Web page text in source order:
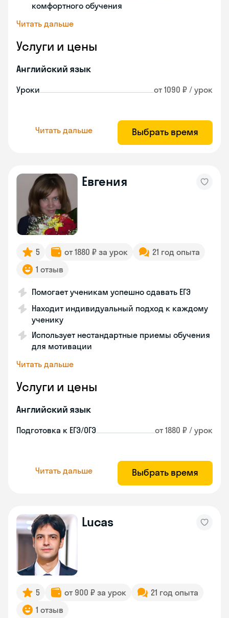
комфортного обучения
Читать дальше
Услуги и цены
Английский язык
Уроки от 1090 ₽ / урок
Читать дальше Выбрать время
Евгения
5 от 1880 ₽ за урок
21 год опыта
1 отзыв
Помогает ученикам успешно сдавать ЕГЭ
Находит индивидуальный подход к каждому
ученику
Использует нестандартные приемы обучения
для мотивации
Читать дальше
Услуги и цены
Английский язык
Подготовка к ЕГЭ/ОГЭ от 1880 ₽ / урок
Читать дальше Выбрать время
Lucas
5 от 900 ₽ за урок
21 год опыта
1 отзыв